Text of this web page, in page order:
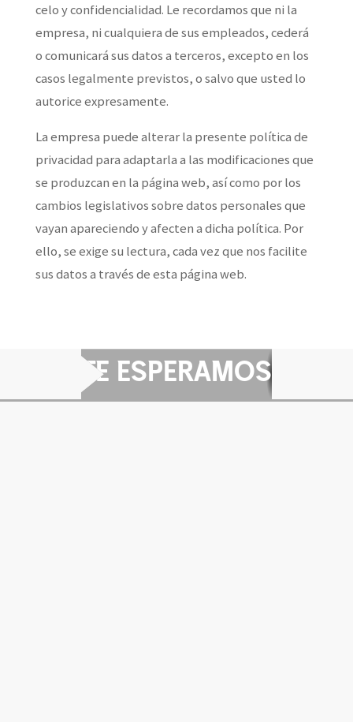
celo y confidencialidad. Le recordamos que ni la
empresa, ni cualquiera de sus empleados, cederá
o comunicará sus datos a terceros, excepto en los
casos legalmente previstos, o salvo que usted lo
autorice expresamente.
La empresa puede alterar la presente política de
privacidad para adaptarla a las modificaciones que
se produzcan en la página web, así como por los
cambios legislativos sobre datos personales que
vayan apareciendo y afecten a dicha política. Por
ello, se exige su lectura, cada vez que nos facilite
sus datos a través de esta página web.
TE ESPERAMOS